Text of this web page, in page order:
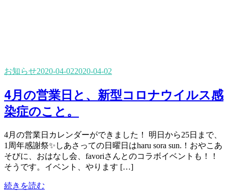
お知らせ2020-04-022020-04-02
4月の営業日と、新型コロナウイルス感
染症のこと。
4月の営業日カレンダーができました！ 明日から25日まで、
1周年感謝祭✨しあさっての日曜日はharu sora sun.！おやこあ
そびに、おはなし会、favoriさんとのコラボイベントも！！
そうです。イベント、やります […]
続きを読む